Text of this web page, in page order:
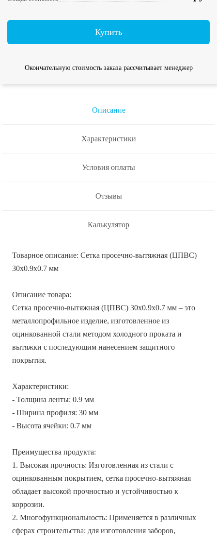
Купить
Окончательную стоимость заказа рассчитывает менеджер
Описание
Характеристики
Условия оплаты
Отзывы
Калькулятор
Товарное описание: Сетка просечно-вытяжная (ЦПВС)
30х0.9х0.7 мм
Описание товара:
Сетка просечно-вытяжная (ЦПВС) 30х0.9х0.7 мм – это
металлопрофильное изделие, изготовленное из
оцинкованной стали методом холодного проката и
вытяжки с последующим нанесением защитного
покрытия.
Характеристики:
- Толщина ленты: 0.9 мм
- Ширина профиля: 30 мм
- Высота ячейки: 0.7 мм
Преимущества продукта:
1. Высокая прочность: Изготовленная из стали с
оцинкованным покрытием, сетка просечно-вытяжная
обладает высокой прочностью и устойчивостью к
коррозии.
2. Многофункциональность: Применяется в различных
сферах строительства: для изготовления заборов,